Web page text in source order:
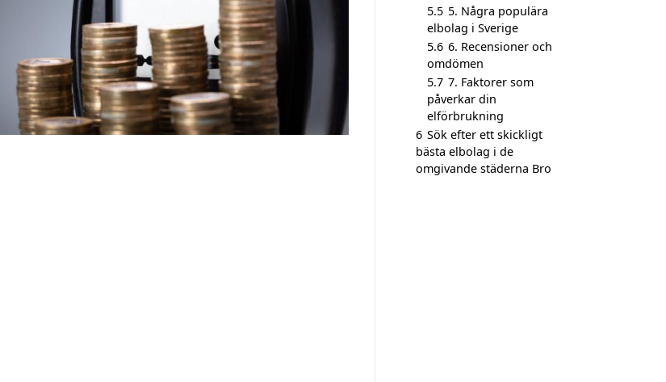
5.5 5. Några populära
elbolag i Sverige
5.6 6. Recensioner och
omdömen
5.7 7. Faktorer som
påverkar din
elförbrukning
6 Sök efter ett skickligt
bästa elbolag i de
omgivande städerna Bro